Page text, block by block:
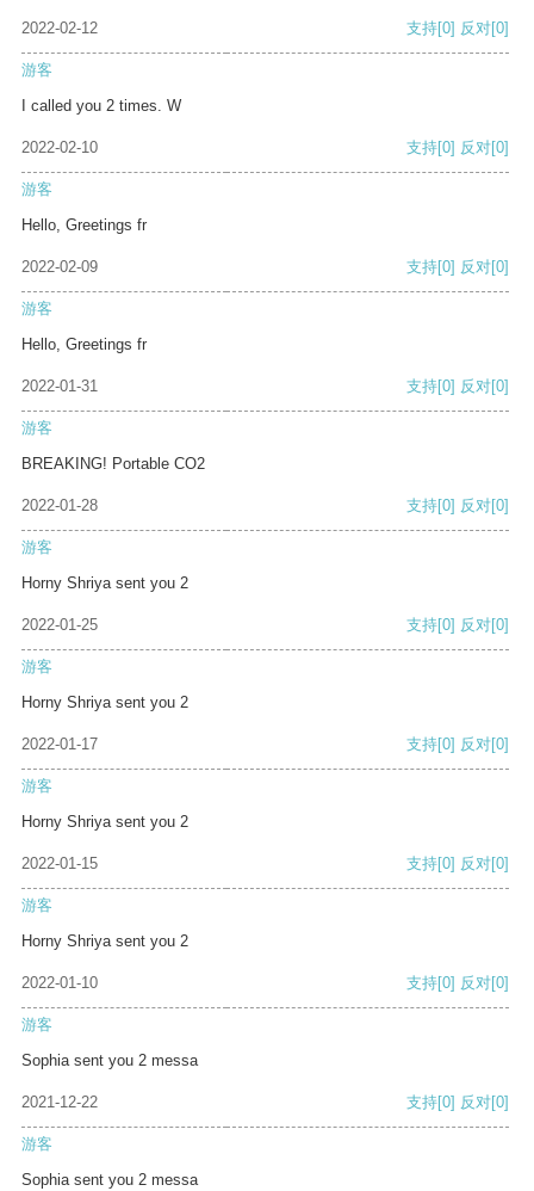
2022-02-12 支持[0] 反对[0]
游客
I called you 2 times. W
2022-02-10 支持[0] 反对[0]
游客
Hello, Greetings fr
2022-02-09 支持[0] 反对[0]
游客
Hello, Greetings fr
2022-01-31 支持[0] 反对[0]
游客
BREAKING! Portable CO2
2022-01-28 支持[0] 反对[0]
游客
Horny Shriya sent you 2
2022-01-25 支持[0] 反对[0]
游客
Horny Shriya sent you 2
2022-01-17 支持[0] 反对[0]
游客
Horny Shriya sent you 2
2022-01-15 支持[0] 反对[0]
游客
Horny Shriya sent you 2
2022-01-10 支持[0] 反对[0]
游客
Sophia sent you 2 messa
2021-12-22 支持[0] 反对[0]
游客
Sophia sent you 2 messa